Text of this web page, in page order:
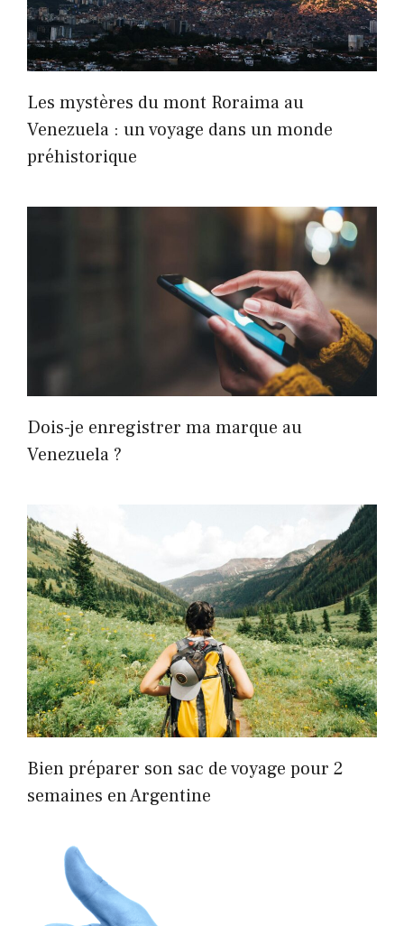
Les mystères du mont Roraima au
Venezuela : un voyage dans un monde
préhistorique
Dois-je enregistrer ma marque au
Venezuela ?
Bien préparer son sac de voyage pour 2
semaines en Argentine